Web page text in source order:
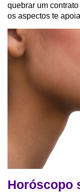
quebrar um
os aspectos te
Horóscopo